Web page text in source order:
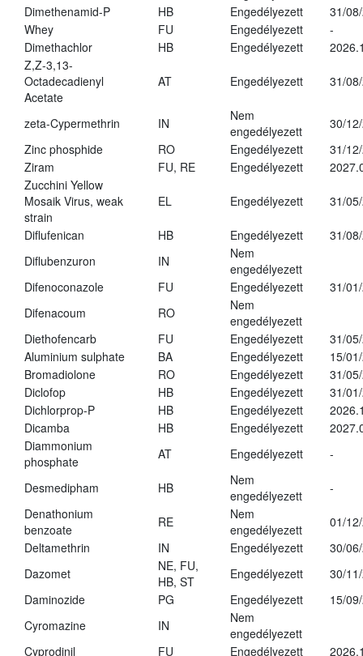
Dimethenamid-P
HB Engedélyezett
31/
Whey
FU Engedélyezett
-
Dimethachlor
HB Engedélyezett
Z,Z-3,13-
Octadecadienyl
Acetate
AT Engedélyezett 31/
zeta-Cypermethrin IN
Nem
engedélyezett
30/
Zinc phosphide
RO Engedélyezett
31/
Ziram
FU, RE Engedélyezett
Zucchini Yellow
Mosaik Virus, weak
strain
EL Engedélyezett 31/
Diflufenican HB Engedélyezett
31/
Diflubenzuron
IN
Nem
engedélyezett
Difenoconazole
FU Engedélyezett
31/
Difenacoum
RO
Nem
engedélyezett
Diethofencarb
FU Engedélyezett
31/
Aluminium sulphate
BA Engedélyezett
15/
Bromadiolone
RO Engedélyezett
31/
Diclofop
HB Engedélyezett
31/
Dichlorprop-P
HB Engedélyezett
Dicamba
HB Engedélyezett
Diammonium
phosphate
AT Engedélyezett -
Desmedipham HB
Nem
engedélyezett
-
Denathonium
benzoate
RE
Nem
engedélyezett
01/
Deltamethrin
IN Engedélyezett
30/
Dazomet
NE, FU,
HB, ST
Engedélyezett
30/
Daminozide
PG Engedélyezett
15/
Cyromazine
IN
Nem
engedélyezett
Cyprodinil
FU Engedélyezett